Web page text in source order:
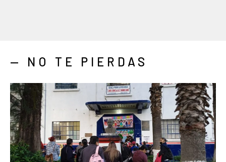
— NO TE PIERDAS